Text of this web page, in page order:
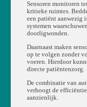
Sensoren monitoren
kritieke ruimtes.
een patiënt aanwezig
systemen
doorligwonden.
Daarnaast maken
op te volgen zonder
voeren. Hierdoor
directe patiëntenzorg.
De combinatie van
verhoogt de
aanzienlijk.